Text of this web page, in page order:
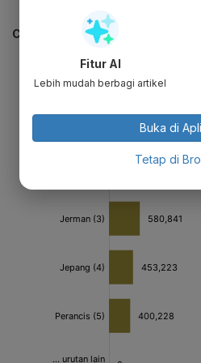
CEK JUGA DATA INI
Fitur AI
Lebih mudah berbagi artikel
Buka di
Tetap di